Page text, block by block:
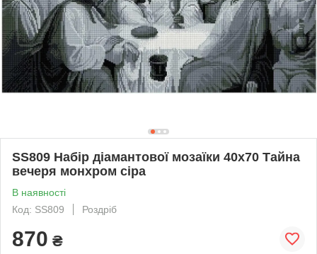
SS809 Набір діамантової мозаїки 40х70 Тайна
вечеря монхром сіра
В наявності
Код: SS809
Роздріб
870 ₴